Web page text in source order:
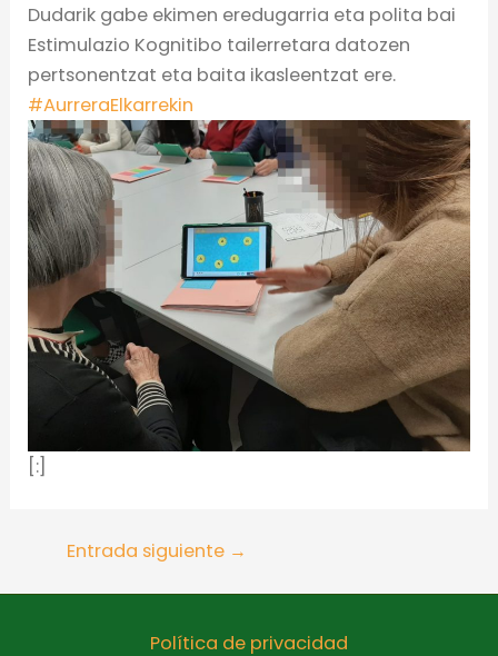
Dudarik gabe ekimen eredugarria eta polita bai
Estimulazio Kognitibo tailerretara datozen
pertsonentzat eta baita ikasleentzat ere.
#AurreraElkarrekin
[:]
Entrada siguiente →
Política de privacidad